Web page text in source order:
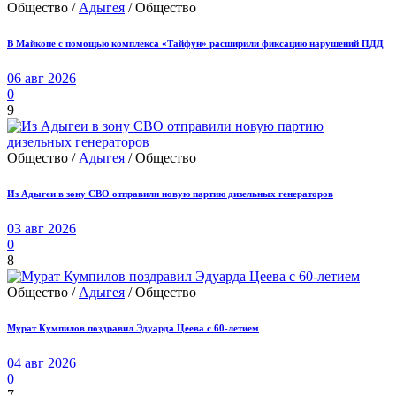
Общество / Адыгея / Общество
В Майкопе с помощью комплекса «Тайфун» расширили фиксацию нарушений ПДД
06 авг 2026
0
9
Общество / Адыгея / Общество
Из Адыгеи в зону СВО отправили новую партию дизельных генераторов
03 авг 2026
0
8
Общество / Адыгея / Общество
Мурат Кумпилов поздравил Эдуарда Цеева с 60-летием
04 авг 2026
0